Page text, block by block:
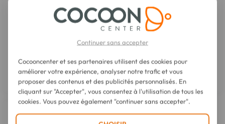
Apaise 120 ml
7,10 €
Gommes Respiration 50 g
4,60 €
Épuisé
Continuer sans accepter
Cocooncenter et ses partenaires utilisent des cookies pour
améliorer votre expérience, analyser notre trafic et vous
proposer des contenus et des publicités personnalisés. En
cliquant sur "Accepter", vous consentez à l'utilisation de tous les
cookies. Vous pouvez également "continuer sans accepter".